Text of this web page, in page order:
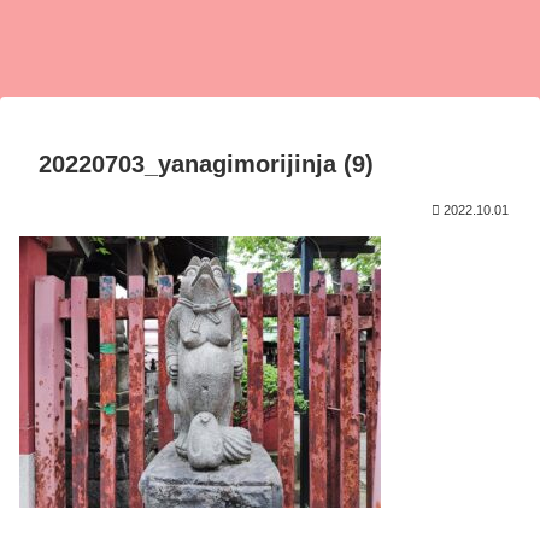
20220703_yanagimorijinja (9)
2022.10.01